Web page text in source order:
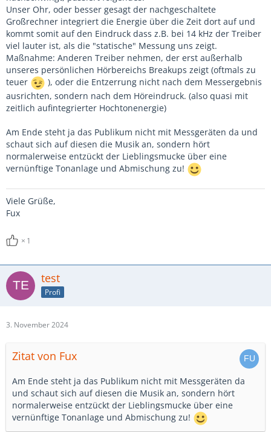
Unser Ohr, oder besser gesagt der nachgeschaltete
Großrechner integriert die Energie über die Zeit dort auf und
kommt somit auf den Eindruck dass z.B. bei 14 kHz der Treiber
viel lauter ist, als die "statische" Messung uns zeigt.
Maßnahme: Anderen Treiber nehmen, der erst außerhalb
unseres persönlichen Hörbereichs Breakups zeigt (oftmals zu
teuer
), oder die Entzerrung nicht nach dem Messergebnis
ausrichten, sondern nach dem Höreindruck. (also quasi mit
zeitlich aufintegrierter Hochtonenergie)
Am Ende steht ja das Publikum nicht mit Messgeräten da und
schaut sich auf diesen die Musik an, sondern hört
normalerweise entzückt der Lieblingsmucke über eine
vernünftige Tonanlage und Abmischung zu!
Viele Grüße,
Fux
1
test
Profi
3. November 2024
Zitat von Fux
Am Ende steht ja das Publikum nicht mit Messgeräten da
und schaut sich auf diesen die Musik an, sondern hört
normalerweise entzückt der Lieblingsmucke über eine
vernünftige Tonanlage und Abmischung zu!